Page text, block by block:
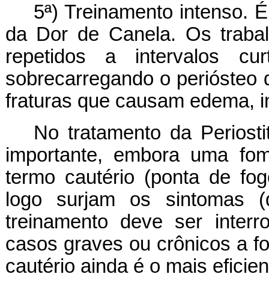
5ª) Treinamento intenso.
da Dor de Canela. Os
repetidos a intervalos
sobrecarregando o periósteo
fraturas que causam edema,
No tratamento da
importante, embora uma
termo cautério (ponta de
logo surjam os sintomas
treinamento deve ser
casos graves ou crônicos a
cautério ainda é o mais